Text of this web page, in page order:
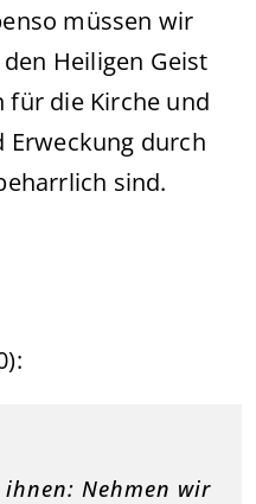
müssen wir
Heiligen Geist
für die Kirche und
Erweckung durch
sind.
ihnen: Nehmen wir